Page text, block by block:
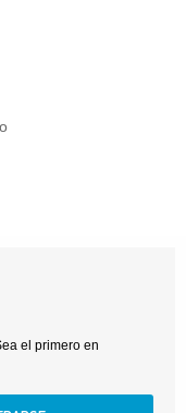
el primero en